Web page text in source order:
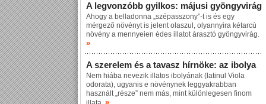
A legvonzóbb gyilkos: májusi gyöngyvirág
Ahogy a belladonna „szépasszony”-t is és egy
mérgező növényt is jelent olaszul, olyannyira kétarcú
növény a mennyeien édes illatot árasztó gyöngyvirág.
»
A szerelem és a tavasz hírnöke: az ibolya
Nem hiába nevezik illatos ibolyának (latinul Viola
odorata), ugyanis e növénynek leggyakrabban
használt „része” nem más, mint különlegesen finom
»